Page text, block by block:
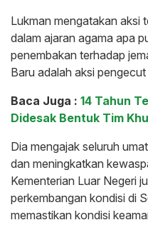
Lukman mengatakan aksi
dalam ajaran agama apa
penembakan terhadap
Baru adalah aksi
Baca Juga : 14 Tahun
Didesak Bentuk Tim
Dia mengajak seluruh
dan meningkatkan
Kementerian Luar Negeri
perkembangan kondisi di
memastikan kondisi